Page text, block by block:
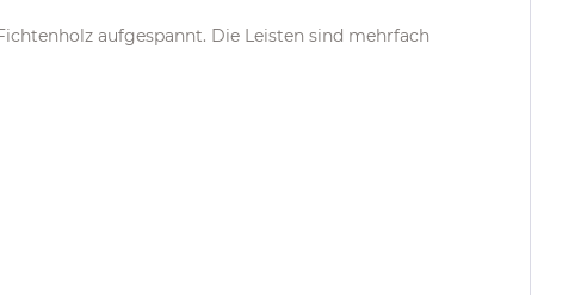
aufgespannt. Die Leisten sind mehrfach